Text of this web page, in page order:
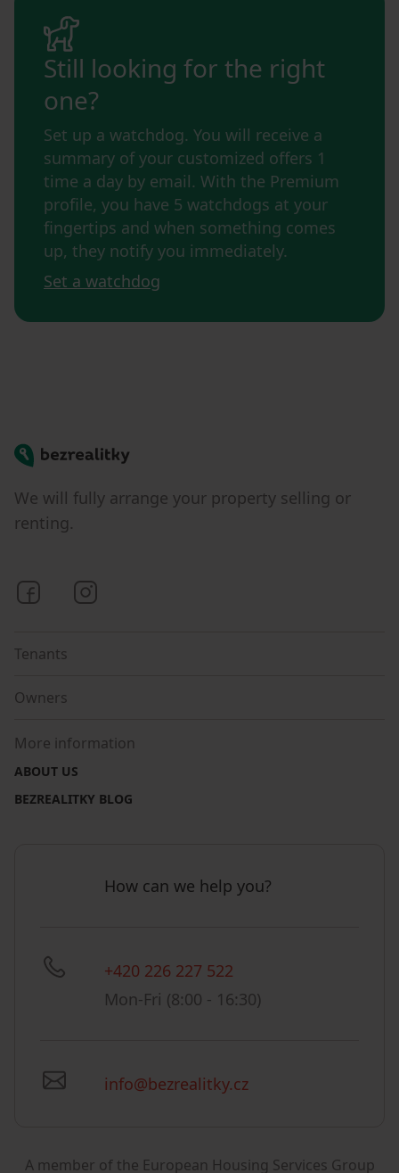
Still looking for the right
one?
Set up a watchdog. You will receive a
summary of your customized offers 1
time a day by email. With the Premium
profile, you have 5 watchdogs at your
fingertips and when something comes
up, they notify you immediately.
Set a watchdog
Bezrealitky
We will fully arrange your property selling or
renting.
Bezrealitky on Facebook
Tenants
Owners
More information
ABOUT US
BEZREALITKY BLOG
How can we help you?
+420 226 227 522
Mon-Fri (8:00 - 16:30)
info@bezrealitky.cz
A member of the European Housing Services Group